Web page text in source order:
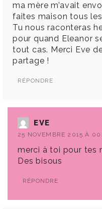
ma mère m’avait
faites maison tous
Tu nous raconteras
pour quand Eleanor
tout cas. Merci Eve
partage !
RÉPONDRE
EVE
25 NOVEMBRE 2015 À
merci à toi pour tes
Des bisous
RÉPONDRE